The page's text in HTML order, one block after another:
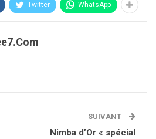
Twitter WhatsApp
SUIVANT
Nimba d’Or « spécial